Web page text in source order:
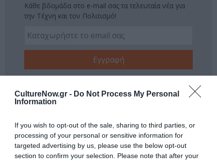
CultureNow.gr - Do Not Process My Personal
Information
If you wish to opt-out of the sale, sharing to third parties, or
processing of your personal or sensitive information for
targeted advertising by us, please use the below opt-out
section to confirm your selection. Please note that after your
Κάθε βδομάδα στο e-mail σας τα τελευταία νέα για
την Τέχνη και τον Πολιτισμό!
Δημοφιλή Άρθρα